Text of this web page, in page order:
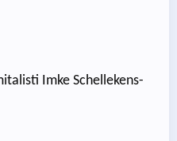
Imke Schellekens-